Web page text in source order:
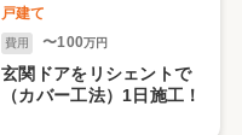
戸建て
費用 〜100万円
玄関ドアをリシェントで
（カバー工法）1日施工！